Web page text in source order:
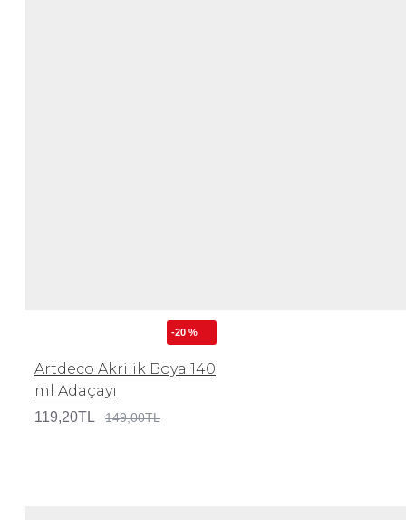
-20 %
Artdeco Akrilik Boya 140
ml Adaçayı
119,20TL 149,00TL